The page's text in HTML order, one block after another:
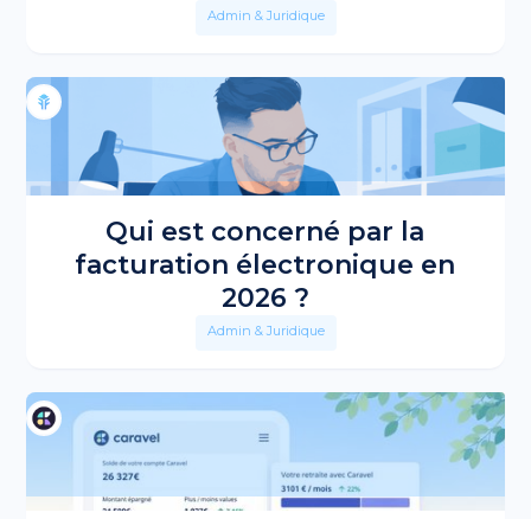
Admin & Juridique
Qui est concerné par la
facturation électronique en
2026 ?
Admin & Juridique